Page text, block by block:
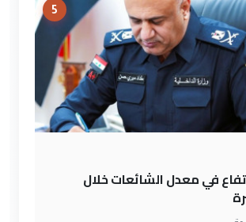
5
في معدل الشائعات خلال